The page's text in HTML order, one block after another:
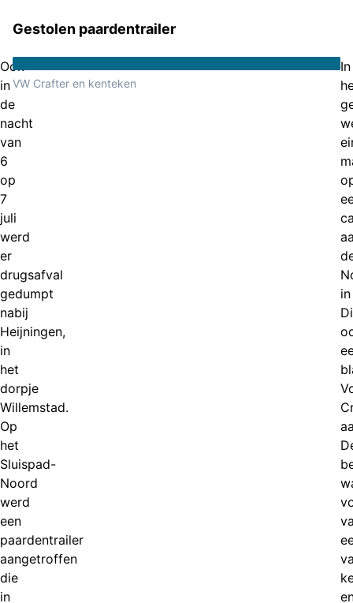
Gestolen paardentrailer
Ook
in
de
nacht
van
6
op
7
juli
werd
er
drugsafval
gedumpt
nabij
Heijningen,
in
het
dorpje
Willemstad.
Op
het
Sluispad-
Noord
werd
een
paardentrailer
aangetroffen
die
in
VW Crafter en kenteken
In
in